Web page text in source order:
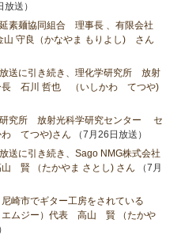
放送）
素麺協同組合 理事長 、有限会社
守良（かなやま もりよし) さん
送に引き続き、理化学研究所 放射
長 石川 哲也 （いしかわ てつや)
研究所 放射光科学研究センター セ
てつや)さん （7月26日放送）
送に引き続き、Sago NMG株式会社
賢 （たかやま さとし) さん （7月
崎市でギター工房をされている
エムジー）代表 高山 賢 （たかや